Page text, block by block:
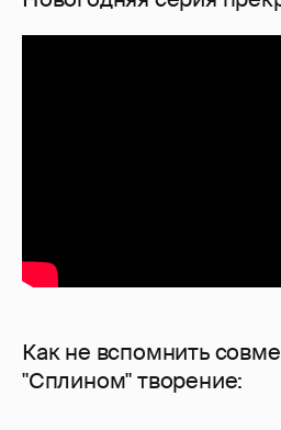
Как не вспомнить
"Сплином" творение: